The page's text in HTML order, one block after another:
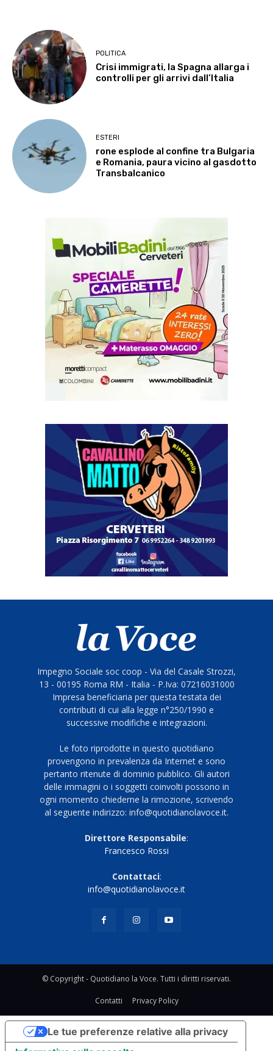
POLITICA
Crisi immigrati, la Spagna allarga i
controlli per gli arrivi dall’Italia
ESTERI
rone esplode al confine tra Bulgaria
e Romania, paura vicino al gasdotto
Transbalcanico
Impegno Sociale soc coop - Via del Casale Strozzi,
13 - 00195 Roma RM - Italia - P.Iva: 07216031000
Impresa beneficiaria per questa testata dei
contributi di cui alla legge n°250/1990 e
successive modifiche e integrazioni.
Le foto riprodotte in questo quotidiano
provengono in prevalenza da Internet e sono
pertanto ritenute di dominio pubblico. Gli autori
delle immagini o i soggetti coinvolti possono in
ogni momento chiederne la rimozione, scrivendo
al seguente indirizzo: info@quotidianolavoce.it.
Direttore Responsabile:
Francesco Rossi
Contattaci:
info@quotidianolavoce.it
© Copyright - Quotidiano la Voce. Tutti i diritti riservati.
Contatti Privacy Policy
Le tue preferenze relative alla privacy